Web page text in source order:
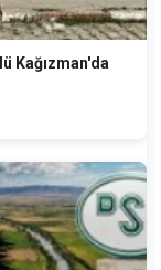
Kağızman'da